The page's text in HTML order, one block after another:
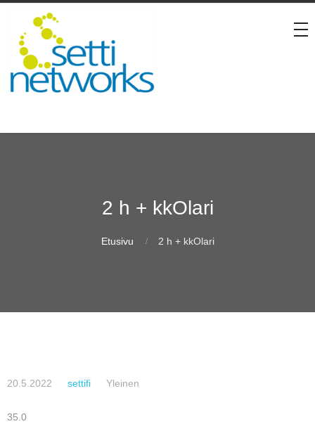
2 h + kkOlari
Etusivu 2 h + kkOlari
20.5.2022 settifi Yleinen
35.0